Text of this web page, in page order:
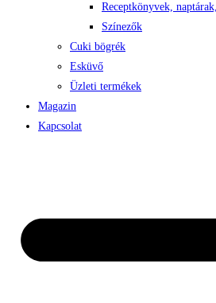
Receptkönyvek,
Színezők
Cuki bögrék
Esküvő
Üzleti termékek
Magazin
Kapcsolat